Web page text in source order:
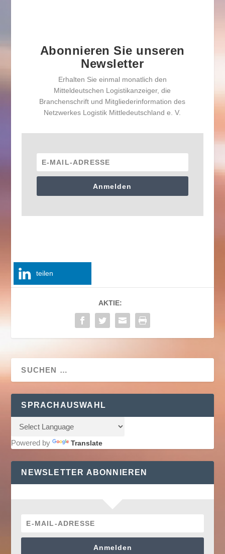
Abonnieren Sie unseren
Newsletter
Erhalten Sie einmal monatlich den
Mitteldeutschen Logistikanzeiger, die
Branchenschrift und Mitgliederinformation des
Netzwerkes Logistik Mittledeutschland e. V.
Anmelden
teilen
AKTIE:
SPRACHAUSWAHL
Powered by Translate
NEWSLETTER ABONNIEREN
Anmelden